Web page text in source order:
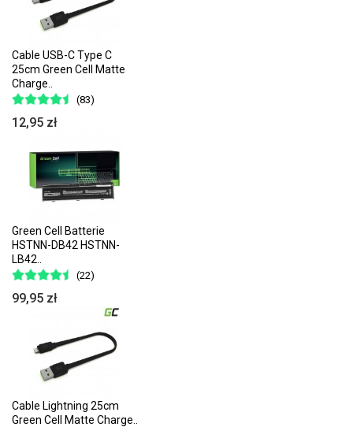
Cable USB-C Type C
25cm Green Cell Matte
Charge..
(83)
12,95 zł
Green Cell Batterie
HSTNN-DB42 HSTNN-
LB42..
(22)
99,95 zł
Cable Lightning 25cm
Green Cell Matte Charge..